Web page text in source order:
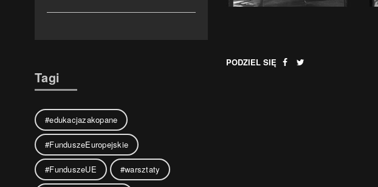
PODZIEL SIĘ
Tagi
#edukacjazakopane
#FunduszeEuropejskie
#FunduszeUE #warsztaty